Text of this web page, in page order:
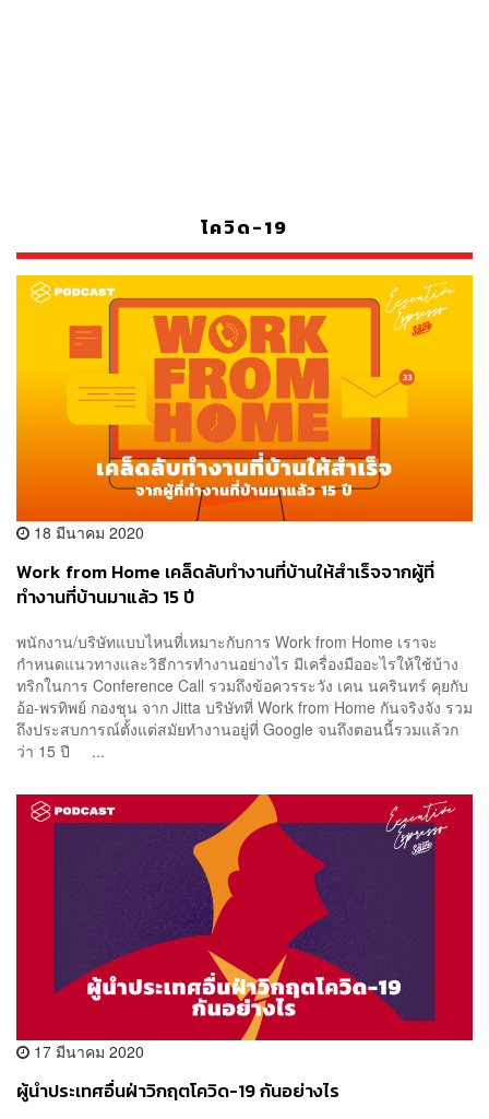
โควิด-19
18 มีนาคม 2020
Work from Home เคล็ดลับทำงานที่บ้านให้สำเร็จจากผู้ที่
ทำงานที่บ้านมาแล้ว 15 ปี
พนักงาน/บริษัทแบบไหนที่เหมาะกับการ Work from Home เราจะ
กำหนดแนวทางและวิธีการทำงานอย่างไร มีเครื่องมืออะไรให้ใช้บ้าง
ทริกในการ Conference Call รวมถึงข้อควรระวัง เคน นครินทร์ คุยกับ
อ้อ-พรทิพย์ กองชุน จาก Jitta บริษัทที่ Work from Home กันจริงจัง รวม
ถึงประสบการณ์ตั้งแต่สมัยทำงานอยู่ที่ Google จนถึงตอนนี้รวมแล้วก
ว่า 15 ปี ...
17 มีนาคม 2020
ผู้นำประเทศอื่นฝ่าวิกฤตโควิด-19 กันอย่างไร